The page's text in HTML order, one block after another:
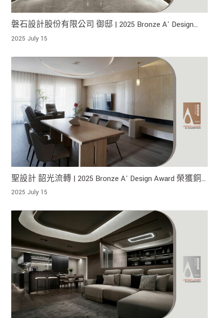
磐石設計股份有限公司 御邸 | 2025 Bronze A' Design
Award 榮獲銅獎!
2025 July 15
聖設計 韶光流轉 | 2025 Bronze A' Design Award 榮獲銅
獎 !
2025 July 15